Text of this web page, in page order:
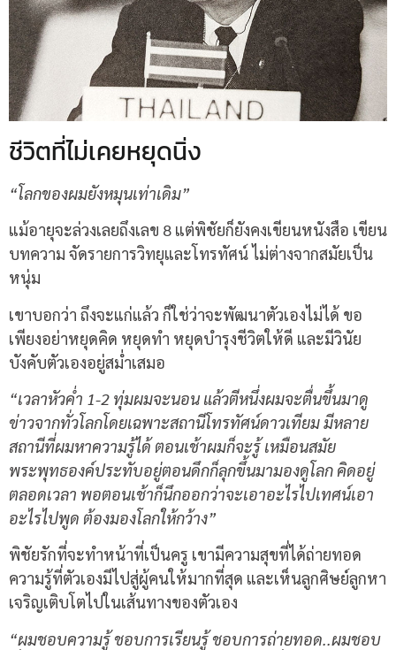
ชีวิตที่ไม่เคยหยุดนิ่ง
“โลกของผมยังหมุนเท่าเดิม”
แม้อายุจะล่วงเลยถึงเลข 8 แต่พิชัยก็ยังคงเขียนหนังสือ เขียน
บทความ จัดรายการวิทยุและโทรทัศน์ ไม่ต่างจากสมัยเป็น
หนุ่ม
เขาบอกว่า ถึงจะแก่แล้ว ก็ใช่ว่าจะพัฒนาตัวเองไม่ได้ ขอ
เพียงอย่าหยุดคิด หยุดทำ หยุดบำรุงชีวิตให้ดี และมีวินัย
บังคับตัวเองอยู่สม่ำเสมอ
“เวลาหัวค่ำ 1-2 ทุ่มผมจะนอน แล้วตีหนึ่งผมจะตื่นขึ้นมาดู
ข่าวจากทั่วโลกโดยเฉพาะสถานีโทรทัศน์ดาวเทียม มีหลาย
สถานีที่ผมหาความรู้ได้ ตอนเช้าผมก็จะรู้ เหมือนสมัย
พระพุทธองค์ประทับอยู่ตอนดึกก็ลุกขึ้นมามองดูโลก คิดอยู่
ตลอดเวลา พอตอนเช้าก็นึกออกว่าจะเอาอะไรไปเทศน์เอา
อะไรไปพูด ต้องมองโลกให้กว้าง”
พิชัยรักที่จะทำหน้าที่เป็นครู เขามีความสุขที่ได้ถ่ายทอด
ความรู้ที่ตัวเองมีไปสู่ผู้คนให้มากที่สุด และเห็นลูกศิษย์ลูกหา
เจริญเติบโตไปในเส้นทางของตัวเอง
“ผมชอบความรู้ ชอบการเรียนรู้ ชอบการถ่ายทอด..ผมชอบ